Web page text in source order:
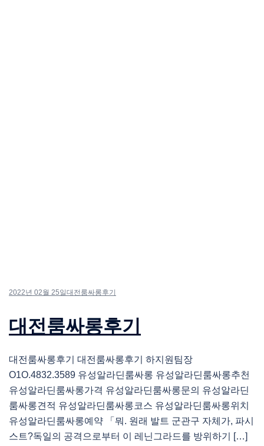
2022년 02월 25일 대전룸싸롱후기
대전룸싸롱후기
대전룸싸롱후기 대전룸싸롱후기 하지원팀장
O1O.4832.3589 유성알라딘룸싸롱 유성알라딘룸싸롱추천
유성알라딘룸싸롱가격 유성알라딘룸싸롱문의 유성알라딘
룸싸롱견적 유성알라딘룸싸롱코스 유성알라딘룸싸롱위치
유성알라딘룸싸롱예약 「뭐. 원래 발트 군관구 자체가, 파시
스트?독일의 공격으로부터 이 레닌그라드를 방위하기 […]